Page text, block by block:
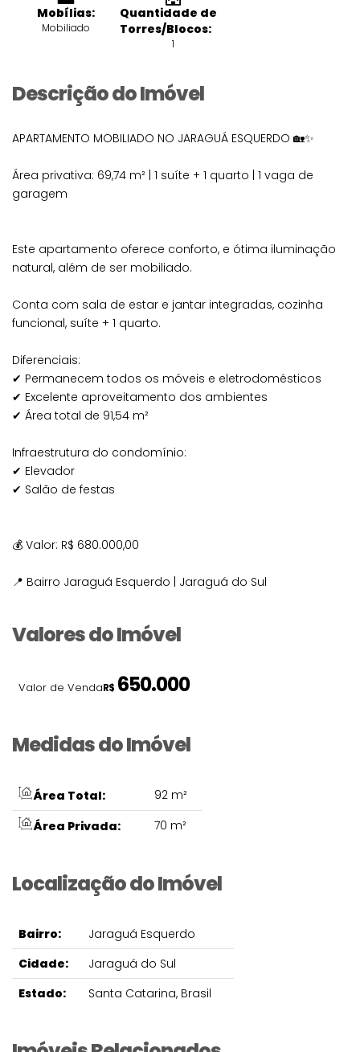
Mobílias:
Mobiliado
Quantidade de
Torres/Blocos:
1
Descrição do Imóvel
APARTAMENTO MOBILIADO NO JARAGUÁ ESQUERDO 🏡✨
Área privativa: 69,74 m² | 1 suíte + 1 quarto | 1 vaga de
garagem
Este apartamento oferece conforto, e ótima iluminação
natural, além de ser mobiliado.
Conta com sala de estar e jantar integradas, cozinha
funcional, suíte + 1 quarto.
Diferenciais:
✔ Permanecem todos os móveis e eletrodomésticos
✔ Excelente aproveitamento dos ambientes
✔ Área total de 91,54 m²
Infraestrutura do condomínio:
✔ Elevador
✔ Salão de festas
💰 Valor: R$ 680.000,00
📍 Bairro Jaraguá Esquerdo | Jaraguá do Sul
Valores do Imóvel
R$ 650.000
Valor de Venda
Medidas do Imóvel
Área Total:
92 m²
Área Privada:
70 m²
Localização do Imóvel
Bairro:
Jaraguá Esquerdo
Cidade:
Jaraguá do Sul
Estado:
Santa Catarina, Brasil